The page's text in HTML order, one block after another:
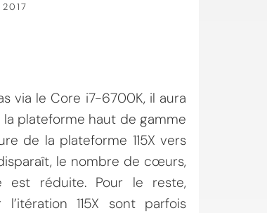
2017
via le Core i7-6700K, il aura
plateforme haut de gamme
de la plateforme 115X vers
le nombre de cœurs,
est réduite. Pour le reste,
115X sont parfois